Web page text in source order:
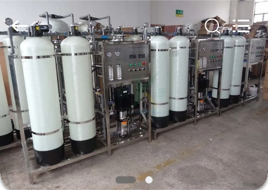
HAUS
PRODUKTE
ÜBER
UNS
Equipment
Co.,
Ltd..
All
Rights
Reserved.